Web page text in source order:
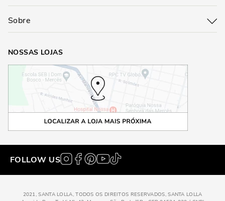
Sobre
NOSSAS LOJAS
FOLLOW US
2021, SANTA LOLLA, TODOS OS DIREITOS RESERVADOS, SANTA LOLLA